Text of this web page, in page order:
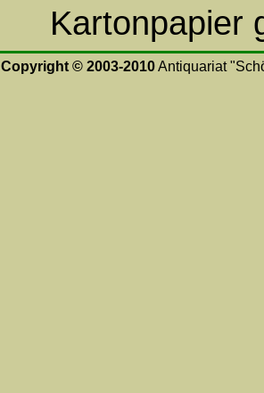
Kartonpapier
Copyright © 2003-2010Antiquariat